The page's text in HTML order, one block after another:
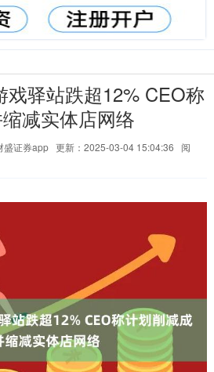
戏驿站跌超12% CEO称
减实体店网络
盛证券app 更新：2025-03-04 15:04:36
阅